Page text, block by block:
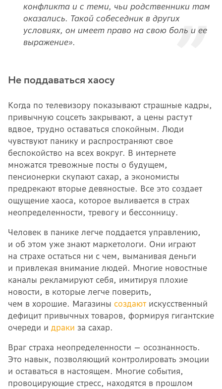
конфликта и с теми, чьи родственники там
оказались. Такой собеседник в других
условиях, он имеет право на свою боль и ее
выражение».
Не поддаваться хаосу
Когда по телевизору показывают страшные кадры,
привычную соцсеть закрывают, а цены растут
вдвое, трудно оставаться спокойным. Люди
чувствуют панику и распространяют свое
беспокойство на всех вокруг. В интернете
множатся тревожные посты о будущем,
пенсионерки скупают сахар, а экономисты
предрекают вторые девяностые. Все это создает
ощущение хаоса, которое выливается в страх
неопределенности, тревогу и бессонницу.
Человек в панике легче поддается управлению,
и об этом уже знают маркетологи. Они играют
на страхе остаться ни с чем, выманивая деньги
и привлекая внимание людей. Многие новостные
каналы рекламируют себя, имитируя плохие
новости, в которые легче поверить,
чем в хорошие. Магазины создают искусственный
дефицит привычных товаров, формируя гигантские
очереди и драки за сахар.
Враг страха неопределенности — осознанность.
Это навык, позволяющий контролировать эмоции
и оставаться в настоящем. Многие события,
провоцирующие стресс, находятся в прошлом